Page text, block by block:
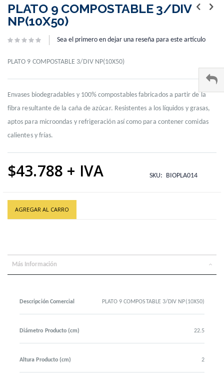
to
the
beginning
the
gallery
PLATO 9 COMPOSTABLE 3/DIV
NP(10X50)
Sea el primero en dejar una reseña para este artículo
PLATO 9 COMPOSTABLE 3/DIV NP(10X50)
Envases biodegradables y 100% compostables fabricados a partir de la
fibra resultante de la caña de azúcar. Resistentes a los líquidos y grasas,
aptos para microondas y refrigeración así como para contener comidas
calientes y frías.
$43.788 SKU BIOPLA014
AGREGAR AL CARRO
Más Información
Descripción Comercial PLATO 9 COMPOSTABLE 3/DIV NP(10X50)
Diámetro Producto (cm) 22.5
Altura Producto (cm) 2